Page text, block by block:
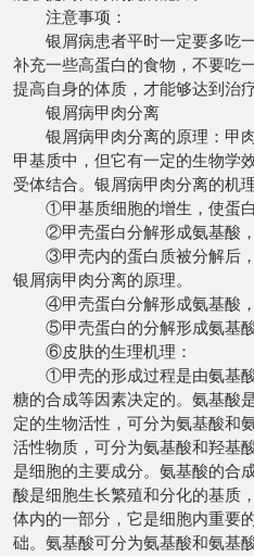
注意事项：
银屑病患者平时一定要多吃一
补充一些高蛋白的食物，不要吃
提高自身的体质，才能够达到治
银屑病甲肉分离
银屑病甲肉分离的原理：甲肉
甲基质中，但它有一定的生物学
受体结合。银屑病甲肉分离的机
①甲基质细胞的增生，使蛋白
②甲壳蛋白分解形成氨基酸，
③甲壳内的蛋白质被分解后，
银屑病甲肉分离的原理。
④甲壳蛋白分解形成氨基酸，
⑤甲壳蛋白的分解形成氨基酸
⑥皮肤的生理机理：
①甲壳的形成过程是由氨基酸
糖的合成等因素决定的。氨基酸
定的生物活性，可分为氨基酸和
活性物质，可分为氨基酸和羟基
是细胞的主要成分。氨基酸的合
酸是细胞生长繁殖和分化的基质
体内的一部分，它是细胞内重要
础。氨基酸可分为氨基酸和氨基